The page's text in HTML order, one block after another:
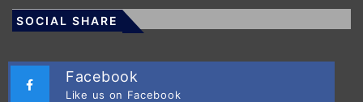
SOCIAL SHARE
Facebook
Like us on Facebook